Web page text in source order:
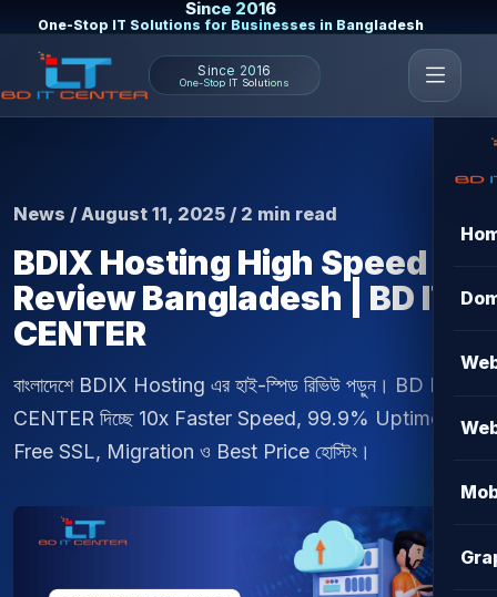
Since 2016
One-Stop IT Solutions for Businesses in Bangladesh
Since 2016
One-Stop IT Solutions
News / August 11, 2025 / 2 min read
BDIX Hosting High Speed
Review Bangladesh | BD IT
CENTER
বাংলাদেশে BDIX Hosting এর হাই-স্পিড রিভিউ পড়ুন। BD IT
CENTER দিচ্ছে 10x Faster Speed, 99.9% Uptime,
Free SSL, Migration ও Best Price হোস্টিং।